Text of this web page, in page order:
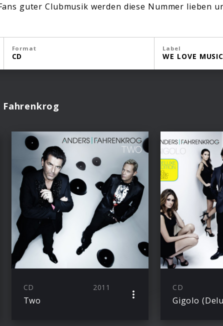
guter Clubmusik werden diese Nummer lieben
Format
CD
Label
WE LOVE MUSIC
CD 2011
Two
CD